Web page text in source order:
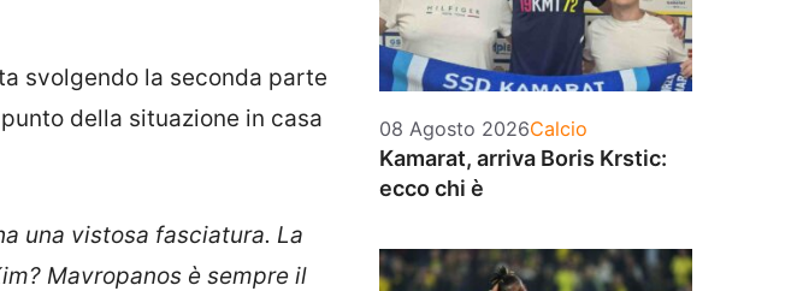
svolgendo la seconda parte
della situazione in casa
una vistosa fasciatura. La
Mavropanos è sempre il
08 Agosto 2026Categorie
Calcio
Kamarat, arriva Boris Krstic:
ecco chi è